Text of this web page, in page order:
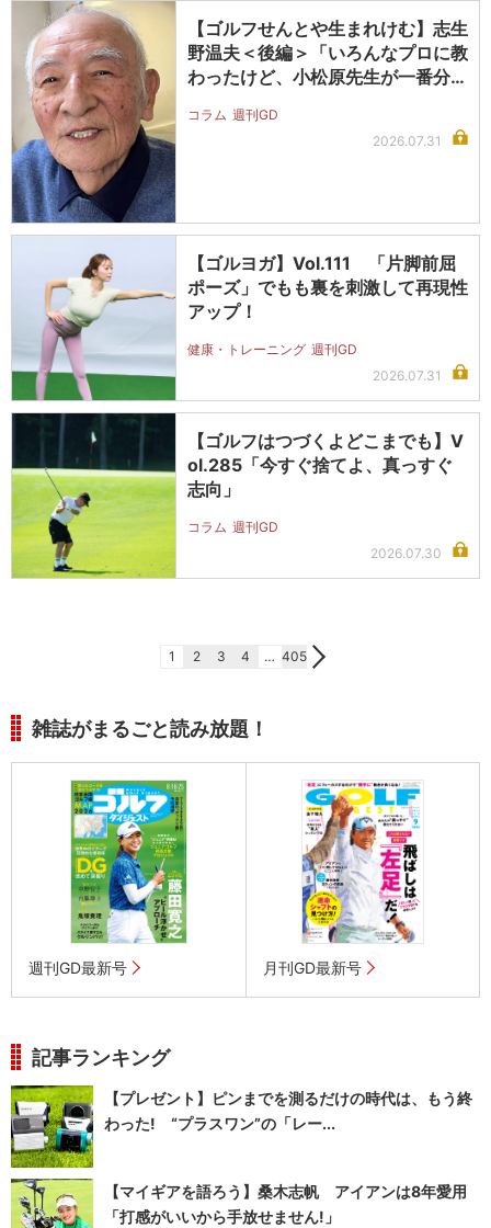
【ゴルフせんとや生まれけむ】志生
野温夫＜後編＞「いろんなプロに教
わったけど、小松原先生が一番分か
コラム 週刊GD
2026.07.31
【ゴルヨガ】Vol.111 「片脚前屈
ポーズ」でもも裏を刺激して再現性
アップ！
健康・トレーニング 週刊GD
2026.07.31
【ゴルフはつづくよどこまでも】V
ol.285「今すぐ捨てよ、真っすぐ
志向」
コラム 週刊GD
2026.07.30
1 2 3 4 … 405
雑誌がまるごと読み放題！
週刊GD最新号 月刊GD最新号
記事ランキング
【プレゼント】ピンまでを測るだけの時代は、もう終
わった! “プラスワン”の「レー...
【マイギアを語ろう】桑木志帆 アイアンは8年愛用
「打感がいいから手放せません!」